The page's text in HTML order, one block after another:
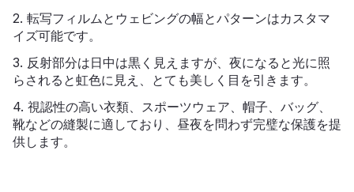
2. 転写フィルムとウェビングの幅とパターンはカスタマ
イズ可能です。
3. 反射部分は日中は黒く見えますが、夜になると光に照
らされると虹色に見え、とても美しく目を引きます。
4. 視認性の高い衣類、スポーツウェア、帽子、バッグ、
靴などの縫製に適しており、昼夜を問わず完璧な保護を提
供します。